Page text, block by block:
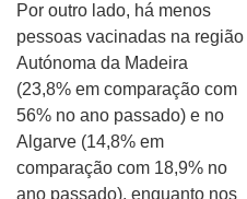
Por outro lado, há menos
pessoas vacinadas na região
Autónoma da Madeira
(23,8% em comparação com
56% no ano passado) e no
Algarve (14,8% em
comparação com 18,9% no
ano passado), enquanto nos